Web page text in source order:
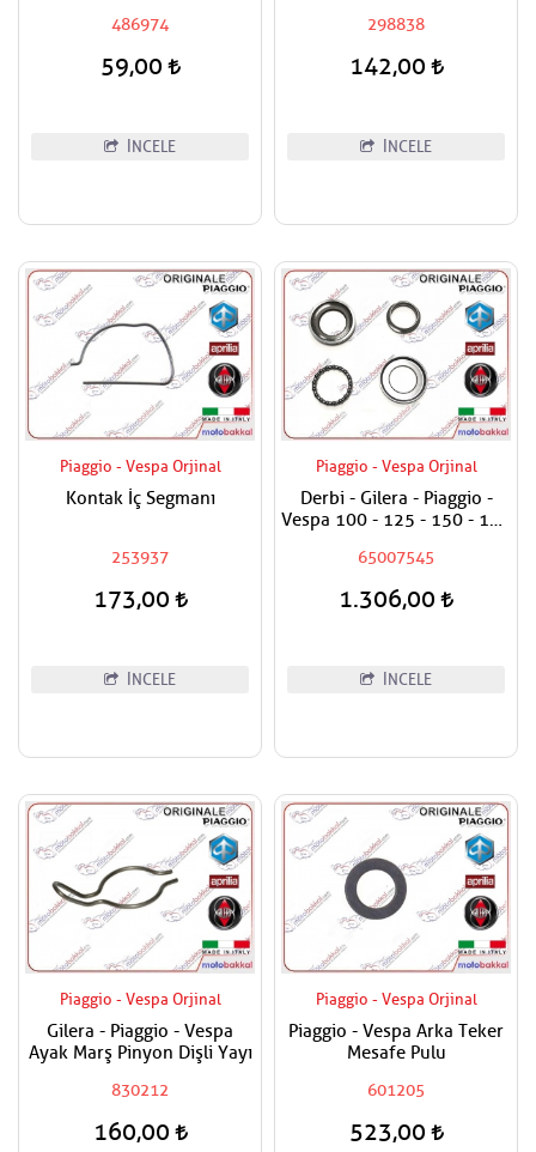
486974
59,00
İNCELE
298838
142,00
İNCELE
Piaggio - Vespa Orjinal
Kontak İç Segmanı
253937
173,00
İNCELE
Piaggio - Vespa Orjinal
Derbi - Gilera - Piaggio -
Vespa 100 - 125 - 150 - 180
Maşa Rulman Set Alt - Furş
Rulman Set Alt
65007545
1.306,00
İNCELE
Piaggio - Vespa Orjinal
Gilera - Piaggio - Vespa
Ayak Marş Pinyon Dişli Yayı
830212
160,00
Piaggio - Vespa Orjinal
Piaggio - Vespa Arka Teker
Mesafe Pulu
601205
523,00